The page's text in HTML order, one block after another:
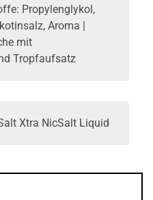
Propylenglykol,
Aroma |
mit
Tropfaufsatz
Xtra NicSalt Liquid